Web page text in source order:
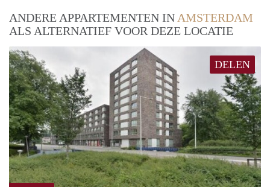
ANDERE APPARTEMENTEN IN AMSTERDAM
ALS ALTERNATIEF VOOR DEZE LOCATIE
DELEN